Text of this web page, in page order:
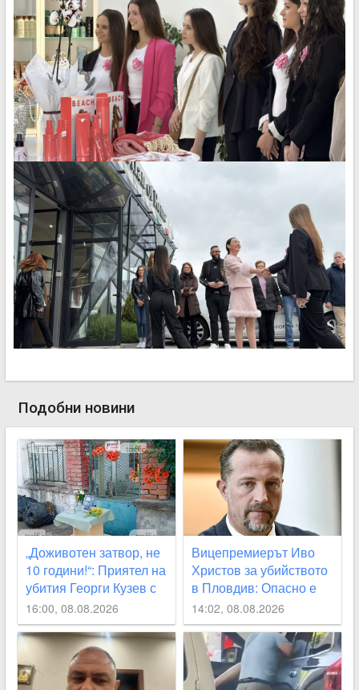
Подобни новини
„Доживотен затвор, не
10 години!“: Приятел на
убития Георги Кузев с
призив за промяна в
закона
16:00, 08.08.2026
Вицепремиерът Иво
Христов за убийството
в Пловдив: Опасно е
да наричаме деца
малолетните садисти
14:02, 08.08.2026